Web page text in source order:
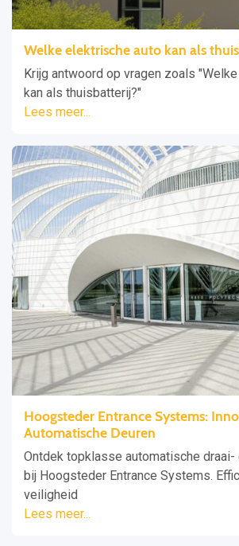
Welke elektrische auto kan als
Krijg antwoord op vragen zoals
kan als thuisbatterij?"
Lees meer...
Hoogsteder Entrance Systems:
Automatische Deuren
Ontdek topklasse automatische draai-
bij Hoogsteder Entrance Systems.
veiligheid
Lees meer...